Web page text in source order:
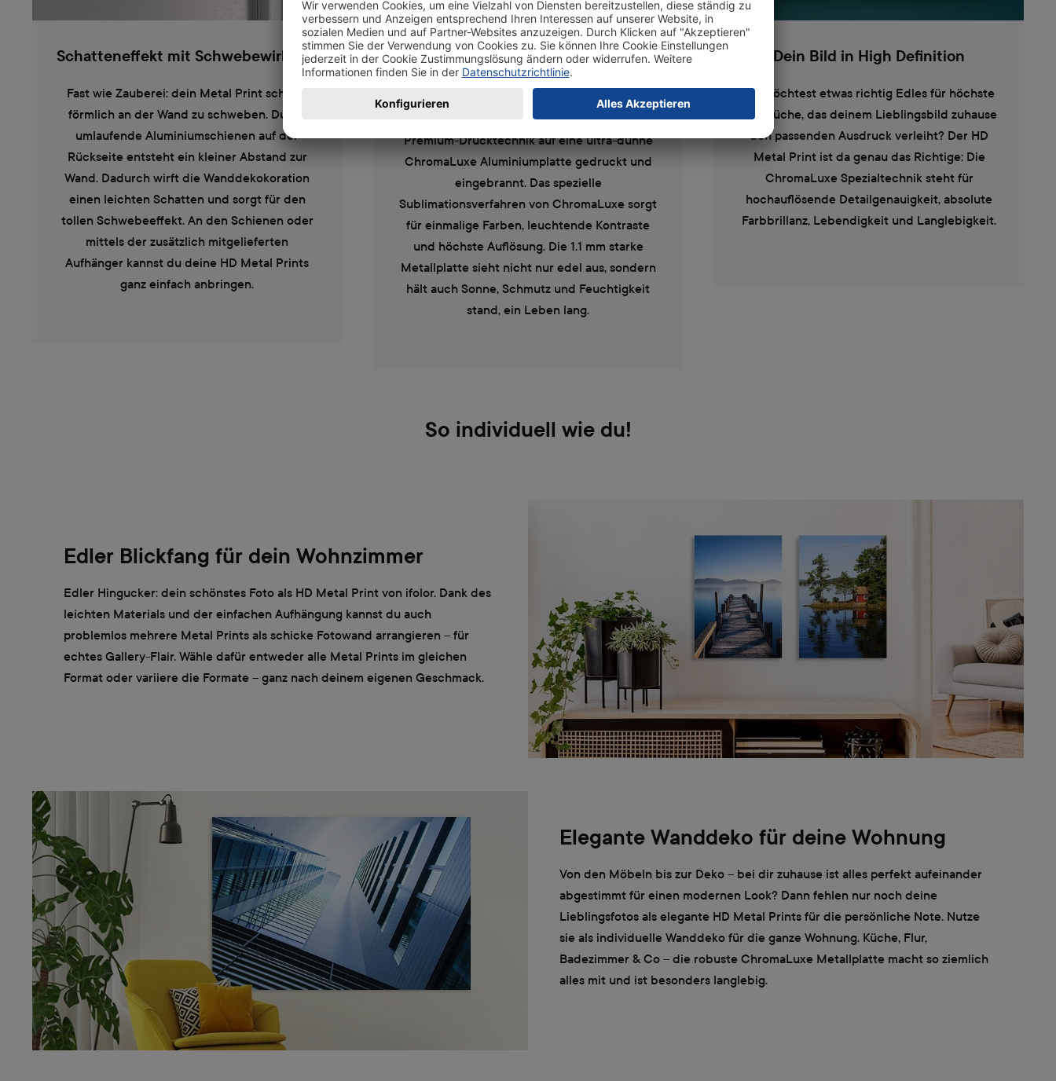
Schatteneffekt mit Schwebewirkung
Fast wie Zauberei: dein Metal Print scheint
förmlich an der Wand zu schweben. Durch
umlaufende Aluminiumschienen auf der
Rückseite entsteht ein kleiner Abstand zur
Wand. Dadurch wirft die Wanddekokoration
einen leichten Schatten und sorgt für den
tollen Schwebeeffekt. An den Schienen oder
mittels der zusätzlich mitgelieferten
Aufhänger kannst du deine HD Metal Prints
ganz einfach anbringen.
Ultra-dünne und leichte
Metallplatte
Dein Foto wird mithilfe einer speziellen
Premium-Drucktechnik auf eine ultra-dünne
ChromaLuxe Aluminiumplatte gedruckt und
eingebrannt. Das spezielle
Sublimationsverfahren von ChromaLuxe sorgt
für einmalige Farben, leuchtende Kontraste
und höchste Auflösung. Die 1.1 mm starke
Metallplatte sieht nicht nur edel aus, sondern
hält auch Sonne, Schmutz und Feuchtigkeit
stand, ein Leben lang.
Dein Bild in High Definition
Du möchtest etwas richtig Edles für höchste
Ansprüche, das deinem Lieblingsbild zuhause
den passenden Ausdruck verleiht? Der HD
Metal Print ist da genau das Richtige: Die
ChromaLuxe Spezialtechnik steht für
hochauflösende Detailgenauigkeit, absolute
Farbbrillanz, Lebendigkeit und Langlebigkeit.
So individuell wie du!
Edler Blickfang für dein Wohnzimmer
Edler Hingucker: dein schönstes Foto als HD Metal Print von ifolor. Dank des
leichten Materials und der einfachen Aufhängung kannst du auch
problemlos mehrere Metal Prints als schicke Fotowand arrangieren – für
echtes Gallery-Flair. Wähle dafür entweder alle Metal Prints im gleichen
Format oder variiere die Formate – ganz nach deinem eigenen Geschmack.
Elegante Wanddeko für deine Wohnung
Von den Möbeln bis zur Deko – bei dir zuhause ist alles perfekt aufeinander
abgestimmt für einen modernen Look? Dann fehlen nur noch deine
Lieblingsfotos als elegante HD Metal Prints für die persönliche Note. Nutze
sie als individuelle Wanddeko für die ganze Wohnung. Küche, Flur,
Badezimmer & Co – die robuste ChromaLuxe Metallplatte macht so ziemlich
alles mit und ist besonders langlebig.